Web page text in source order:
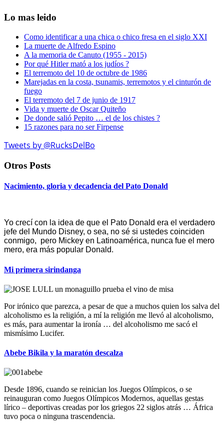
Lo mas leido
Como identificar a una chica o chico fresa en el siglo XXI
La muerte de Alfredo Espino
A la memoria de Canuto (1955 - 2015)
Por qué Hitler mató a los judíos ?
El terremoto del 10 de octubre de 1986
Marejadas en la costa, tsunamis, terremotos y el cinturón de
fuego
El terremoto del 7 de junio de 1917
Vida y muerte de Oscar Quiteño
De donde salió Pepito … el de los chistes ?
15 razones para no ser Firpense
Tweets by @RucksDelBo
Otros Posts
Nacimiento, gloria y decadencia del Pato Donald
Yo crecí con la idea de que el Pato Donald era el verdadero
jefe del Mundo Disney, o sea, no sé si ustedes coinciden
conmigo, pero Mickey en Latinoamérica, nunca fue el mero
mero, era más popular Donald.
Mi primera sirindanga
Por irónico que parezca, a pesar de que a muchos quien los salva del
alcoholismo es la religión, a mí la religión me llevó al alcoholismo,
es más, para aumentar la ironía … del alcoholismo me sacó el
mismísimo Lucifer.
Abebe Bikila y la maratón descalza
Desde 1896, cuando se reinician los Juegos Olímpicos, o se
reinauguran como Juegos Olímpicos Modernos, aquellas gestas
lírico – deportivas creadas por los griegos 22 siglos atrás … África
tuvo poca o ninguna trascendencia.